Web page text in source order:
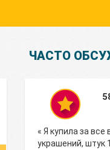
ЧАСТО
« Я купила за
украшений, штук